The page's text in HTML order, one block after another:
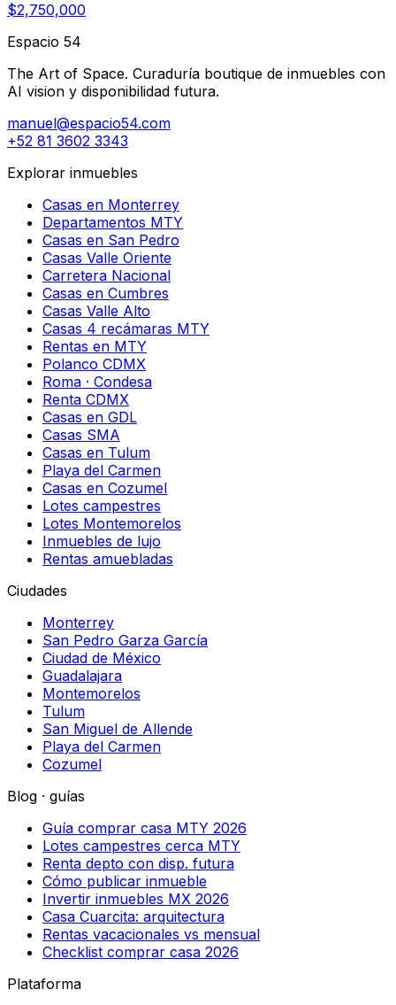
$2,750,000
Espacio 54
The Art of Space. Curaduría boutique de inmuebles con
AI vision y disponibilidad futura.
manuel@espacio54.com
+52 81 3602 3343
Explorar inmuebles
Casas en Monterrey
Departamentos MTY
Casas en San Pedro
Casas Valle Oriente
Carretera Nacional
Casas en Cumbres
Casas Valle Alto
Casas 4 recámaras MTY
Rentas en MTY
Polanco CDMX
Roma · Condesa
Renta CDMX
Casas en GDL
Casas SMA
Casas en Tulum
Playa del Carmen
Casas en Cozumel
Lotes campestres
Lotes Montemorelos
Inmuebles de lujo
Rentas amuebladas
Ciudades
Monterrey
San Pedro Garza García
Ciudad de México
Guadalajara
Montemorelos
Tulum
San Miguel de Allende
Playa del Carmen
Cozumel
Blog · guías
Guía comprar casa MTY 2026
Lotes campestres cerca MTY
Renta depto con disp. futura
Cómo publicar inmueble
Invertir inmuebles MX 2026
Casa Cuarcita: arquitectura
Rentas vacacionales vs mensual
Checklist comprar casa 2026
Plataforma